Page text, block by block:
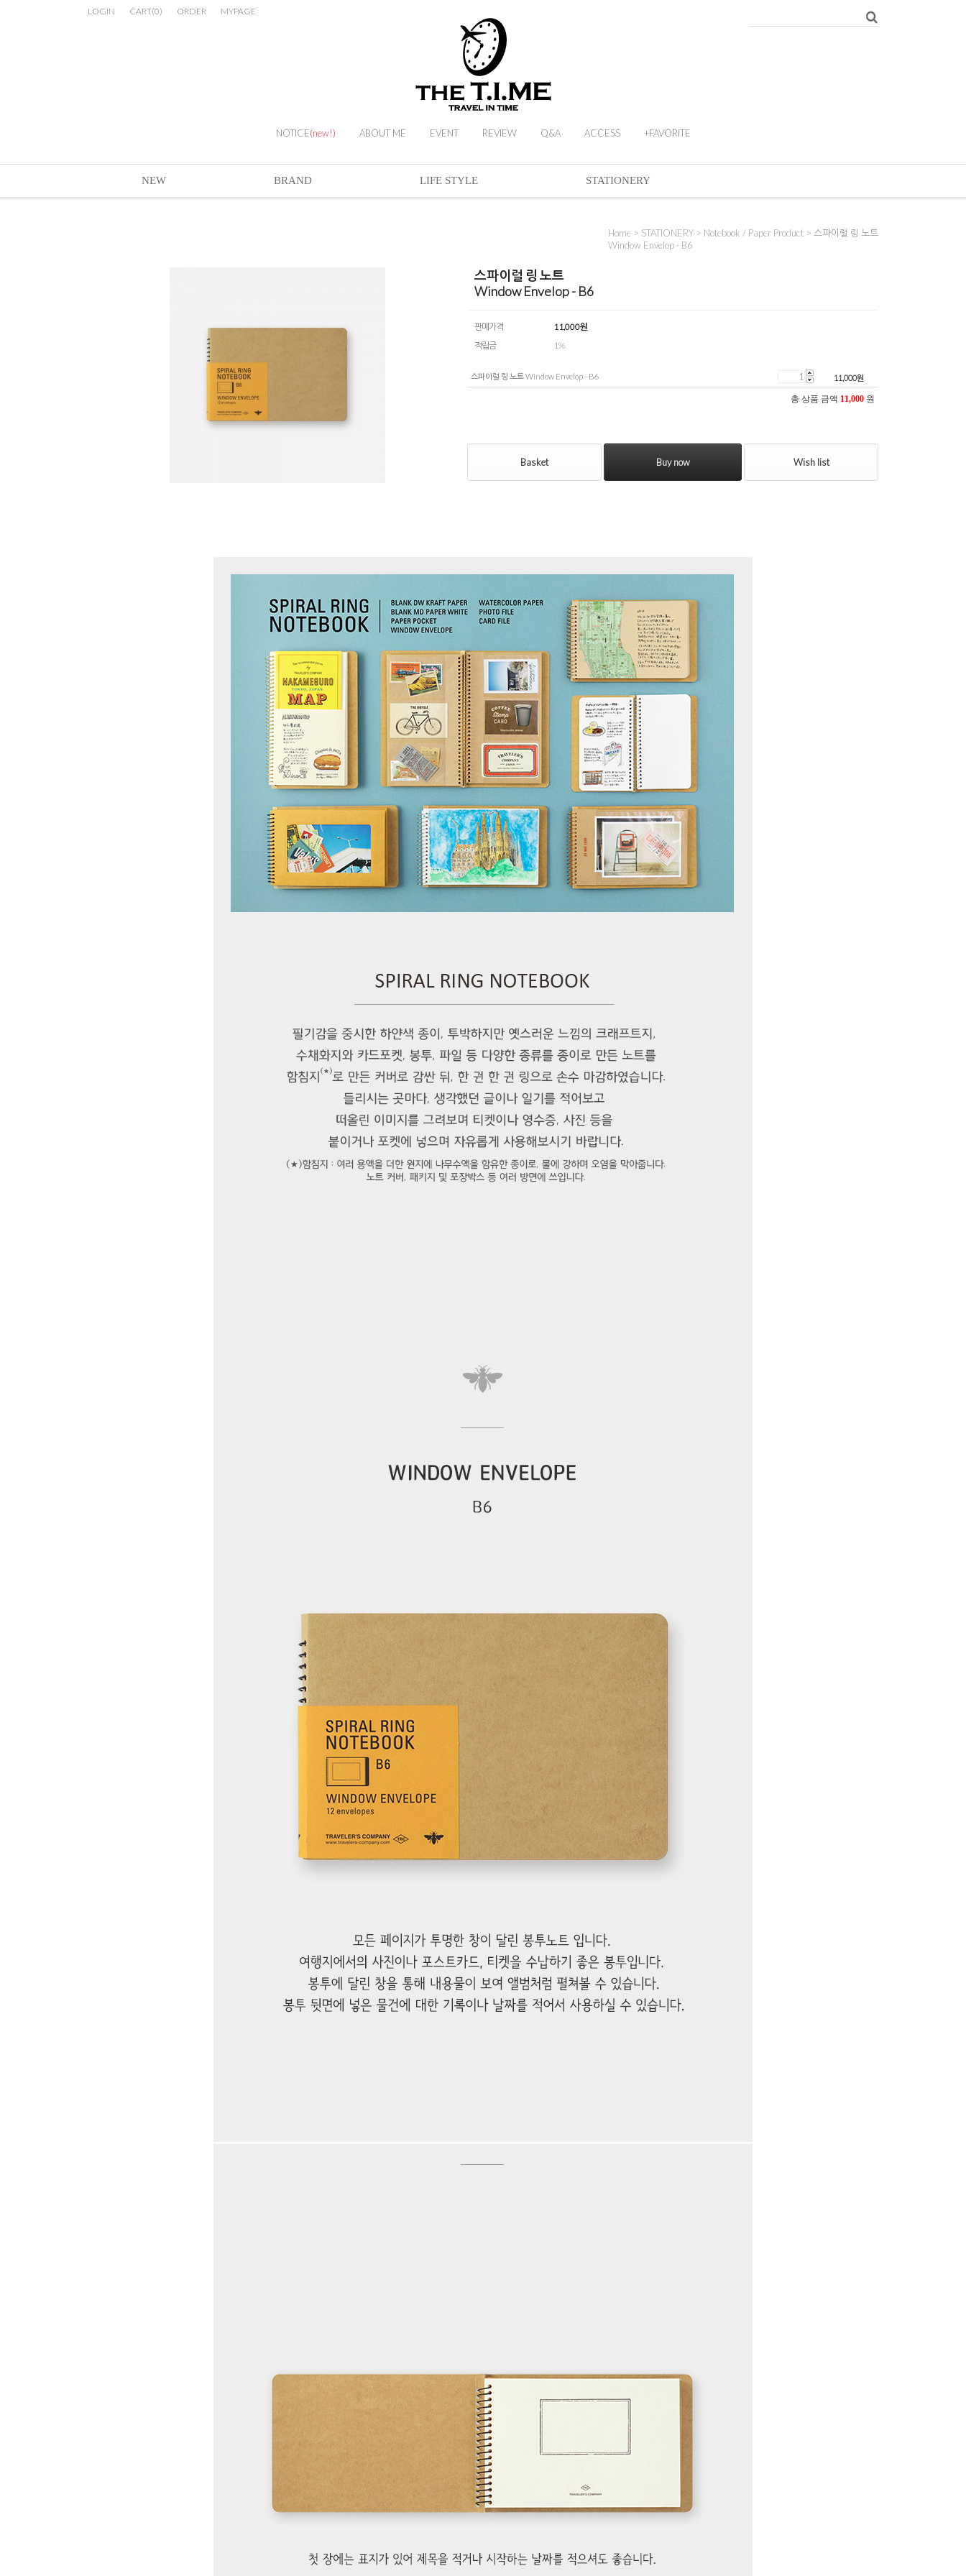
LOGIN CART(0) ORDER MYPAGE
NOTICE(new!) ABOUT ME EVENT REVIEW Q&A ACCESS +FAVORITE
NEW BRAND LIFE STYLE STATIONERY
Home > STATIONERY > Notebook / Paper Product > 스파이럴 링 노트
Window Envelop - B6
스파이럴 링 노트
Window Envelop - B6
판매가격 11,000원
적립금
1%
스파이럴 링 노트 Window Envelop - B6 11,000원
총 상품 금액 11,000 원
Basket Buy now Wish list